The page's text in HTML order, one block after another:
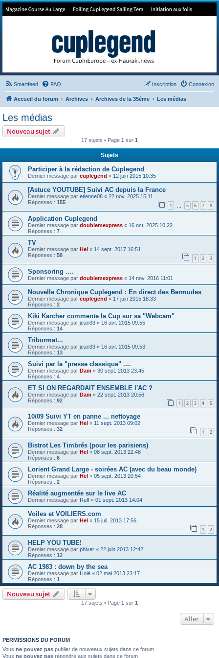
Forum de Cup In Europe
Smartfeed FAQ Connexion
Inscription
Accueil du forum Archives Archives de la 35ème Les médias
Les médias
Nouveau sujet
17 sujets • Page 1 sur 1
Sujets
Participer à la rédaction de Cuplegend
Dernier message par cuplegend « 12 juin 2015 10:35
[Astuce YOUTUBE] Suivi AC depuis la France
Dernier message par etienne08 « 22 nov. 2025 15:11
Réponses : 155 1 5 6 7 8
Application Cuplegend
Dernier message par doublemexpress « 16 oct. 2025 10:22
Réponses : 7
TV
Dernier message par Hel « 14 sept. 2017 16:51
Réponses : 58 1 2 3
Sponsoring ....
Dernier message par doublemexpress « 14 nov. 2016 11:01
Nouvelle Chronique Cuplegend : En direct des Bermudes
Dernier message par cuplegend « 17 juin 2015 18:33
Réponses : 2
Kiki Karcher commente la Cup sur sa "Webcam"
Dernier message par jean33 « 16 avr. 2015 09:55
Réponses : 14
Tribormat...
Dernier message par jean33 « 16 avr. 2015 09:53
Réponses : 13
Suivi par la "presse classique" ....
Dernier message par Dam « 30 sept. 2013 23:45
Réponses : 4
ET SI ON REGARDAIT ENSEMBLE l'AC ?
Dernier message par Dam « 22 sept. 2013 20:56
Réponses : 92 1 2 3 4 5
10/09 Suivi YT en panne ... nettoyage
Dernier message par Hel « 11 sept. 2013 09:02
Réponses : 32 1 2
Bistrot Les Timbrés (pour les parisiens)
Dernier message par Hel « 08 sept. 2013 22:48
Réponses : 6
Lorient Grand Large - soirées AC (avec du beau monde)
Dernier message par Hel « 05 sept. 2013 20:54
Réponses : 2
Réalité augmentée sur le live AC
Dernier message par Ruff « 01 sept. 2013 14:04
Voiles et VOILIERS.com
Dernier message par Hel « 15 juil. 2013 17:56
Réponses : 28 1 2
HELP YOU TUBE!
Dernier message par phiver « 22 juin 2013 12:42
Réponses : 12
AC 1983 : down by the sea
Dernier message par Holé « 02 mai 2013 23:17
Réponses : 1
Nouveau sujet
17 sujets • Page 1 sur 1
Aller
PERMISSIONS DU FORUM
Vous ne pouvez pas publier de nouveaux sujets dans ce forum
Vous ne pouvez pas répondre aux sujets dans ce forum